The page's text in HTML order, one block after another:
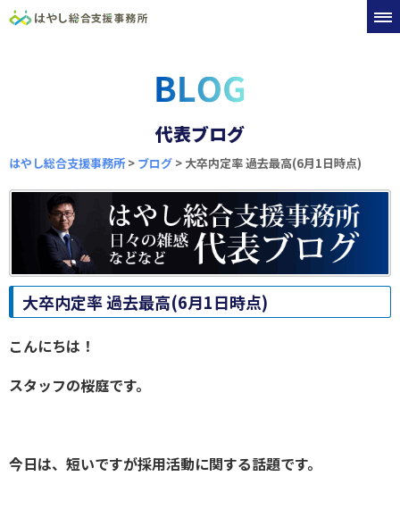
代表ブログ
はやし総合支援事務所> ブログ > 大卒内定率 過去最高(6月1日時点)
大卒内定率 過去最高(6月1日時点)
こんにちは！
スタッフの桜庭です。
今日は、短いですが採用活動に関する話題です。